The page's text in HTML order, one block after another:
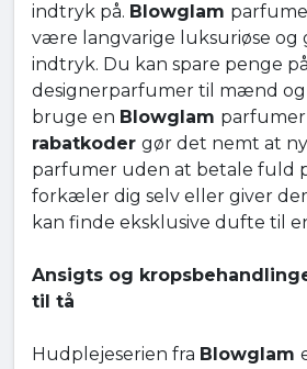
indtryk på. Blowglam
være langvarige luksuriøse og
indtryk. Du kan spare penge på
designerparfumer til mænd
bruge en Blowglam parfumer
rabatkoder gør det nemt at
parfumer uden at betale fuld
forkæler dig selv eller giver
kan finde eksklusive dufte til
Ansigts og
til tå
Hudplejeserien fra Blowglam